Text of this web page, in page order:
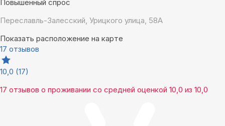
Повышенный спрос
Переславль-Залесский, Урицкого улица, 58А
Показать расположение на карте
17 отзывов
10,0 (17)
17 отзывов о проживании со средней оценкой 10,0 из 10,0